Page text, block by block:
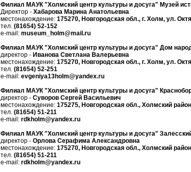
Филиал МАУК "Холмский центр культуры и досуга" Музей
Директор - Хабарова Марина Анатольевна
местонахождение: 175270, Новгородская обл., г. Холм, ул.
тел. (81654) 52-152
e-mail: museum_holm@mail.ru
Филиал МАУК "Холмский центр культуры и досуга" Дом
директор - Иванова Светлана Валерьевна
местонахождение: 175270, Новгородская обл., г. Холм, ул.
тел. (81654) 52-251
e-mail: evgeniya13holm@yandex.ru
Филиал МАУК "Холмский центр культуры и досуга"
директор - Суворов Сергей Васильевич
местонахождение: 175275, Новгородская обл., Холмский
тел. (81654) 51-211
e-mail: rdkholm@yandex.ru
Филиал МАУК "Холмский центр культуры и досуга"
директор - Орлова Серафима Александровна
местонахождение: 175270, Новгородская обл., Холмский
тел. (81654) 51-211
e-mail: rdkholm@yandex.ru